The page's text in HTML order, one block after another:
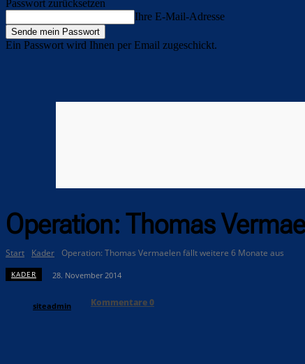
Passwort zurücksetzen
Ihre E-Mail-Adresse
Ein Passwort wird Ihnen per Email zugeschickt.
Operation: Thomas
Start Kader Operation: Thomas Vermaelen fällt weitere 6 Monate aus
KADER 28. November 2014
siteadmin Kommentare0